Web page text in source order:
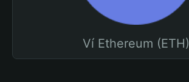
Ví Ethereum (ETH)